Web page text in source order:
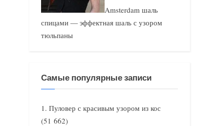
Amsterdam шаль
спицами — эффектная шаль с узором
тюльпаны
Самые популярные записи
Пуловер с красивым узором из кос
(51 662)